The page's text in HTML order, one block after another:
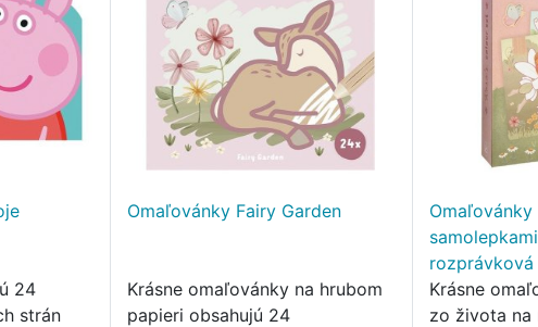
24
strán
Omaľovánky Fairy Garden
Krásne omaľovánky na hrubom
papieri obsahujú 24
rozprávková
Krásne
zo života na